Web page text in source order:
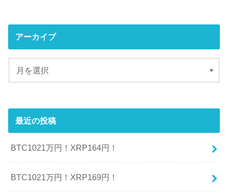
アーカイブ
最近の投稿
BTC1021万円！XRP164円！
BTC1021万円！XRP169円！